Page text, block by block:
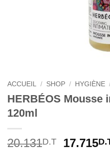
ACCUEIL / SHOP / HYGIÈNE
HERBÉOS Mousse
120ml
20.131D.T
Le
17.715